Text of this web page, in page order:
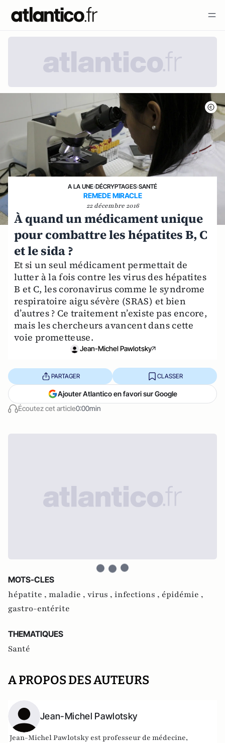
A LA UNE›DÉCRYPTAGES›SANTÉ
REMEDE MIRACLE
22 décembre 2016
À quand un médicament unique
pour combattre les hépatites B, C
et le sida ?
Et si un seul médicament permettait de
lutter à la fois contre les virus des hépatites
B et C, les coronavirus comme le syndrome
respiratoire aigu sévère (SRAS) et bien
d’autres ? Ce traitement n’existe pas encore,
mais les chercheurs avancent dans cette
voie prometteuse.
Jean-Michel Pawlotsky
Écoutez cet article0:00min
PARTAGER CLASSER
Ajouter Atlantico en favori sur Google
MOTS-CLES
hépatite , maladie , virus , infections , épidémie ,
gastro-entérite
THEMATIQUES
Santé
A PROPOS DES AUTEURS
Jean-Michel Pawlotsky
Jean-Michel Pawlotsky est professeur de médecine,